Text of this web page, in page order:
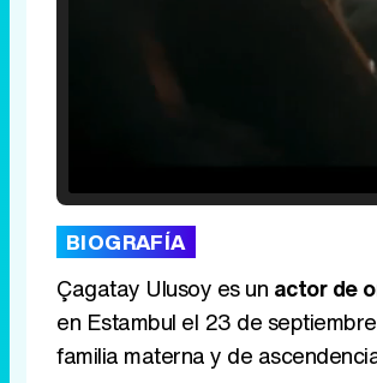
BIOGRAFÍA
Çagatay Ulusoy es un actor de
en Estambul el 23 de
familia materna y de